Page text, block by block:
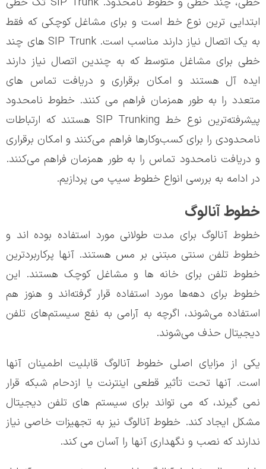
ابتدایی ترین نوع خط است و برای مشاغل کوچکی که فقط
به یک اتصال نیاز دارند مناسب است. SIP Trunk های چند
خطی برای مشاغل متوسط که به چندین اتصال نیاز دارند
ایده آل هستند و امکان برقراری و دریافت تماس های
متعدد را به طور همزمان فراهم می کنند. خطوط نامحدود
پیشرفته‌ترین نوع خط SIP Trunking هستند که ارتباطات
نامحدودی را برای کسب‌وکارها فراهم می‌کنند و امکان برقراری
و دریافت نامحدود تماس را به طور همزمان فراهم می‌کنند.
در ادامه به بررسی انواع خطوط سیپ می پردازیم.
خطوط آنالوگ
خطوط آنالوگ برای مدت طولانی مورد استفاده بوده اند و
خطوط تلفن سنتی مبتنی بر مس هستند. آنها پرکاربردترین
خطوط تلفن برای خانه ها و مشاغل کوچک هستند. این
خطوط برای دهه‌ها مورد استفاده قرار گرفته‌اند و هنوز هم
استفاده می‌شوند، اگرچه به آرامی به نفع سیستم‌های تلفن
دیجیتال حذف می‌شوند.
یکی از مزایای اصلی خطوط آنالوگ قابلیت اطمینان آنها
است. آنها تحت تأثیر قطعی اینترنت یا ازدحام شبکه قرار
نمی گیرند، که می تواند برای سیستم های تلفن دیجیتال
مشکل ایجاد کند. خطوط آنالوگ نیز به تجهیزات خاصی نیاز
ندارند که نصب و نگهداری آنها را آسان می کند.